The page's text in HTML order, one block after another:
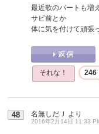
最近歌のパートも増
サビ前とか
体に気を付けて頑張
それな！ 246
48 名無しだＪ より
2016年2月14日 11:33